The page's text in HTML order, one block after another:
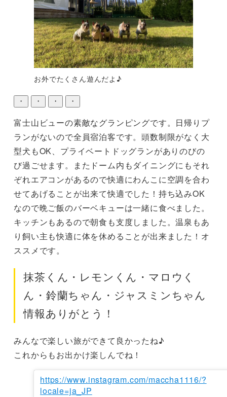
お外でたくさん遊んだよ♪
・ ・ ・ ・
富士山ビューの素敵なグランピングです。日帰りプ
ランがないので全員宿泊客です。頭数制限がなく大
型犬もOK、プライベートドッグランがありのびの
び過ごせます。またドーム内もダイニングにもそれ
ぞれエアコンがあるので快適にわんこに空調を合わ
せてあげることが出来て快適でした！持ち込みOK
なので晩ご飯のバーベキューは一緒に食べました。
キッチンもあるので朝食も支度しました。温泉もあ
り飼い主も快適に体を休めることが出来ました！オ
ススメです。
抹茶くん・レモンくん・マロウく
ん・鈴蘭ちゃん・ジャスミンちゃん
情報ありがとう！
みんなで楽しい旅ができて良かったね♪
これからもお出かけ楽しんでね！
https://www.instagram.com/maccha1116/?
locale=ja_JP